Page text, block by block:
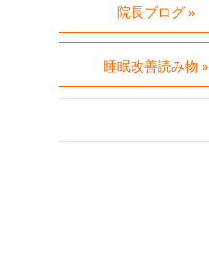
院長ブログ »
睡眠改善読み物 »